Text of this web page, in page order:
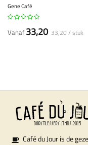
Gene Café
Vanaf 33,20 33,20 / stuk
Café du Jour is de